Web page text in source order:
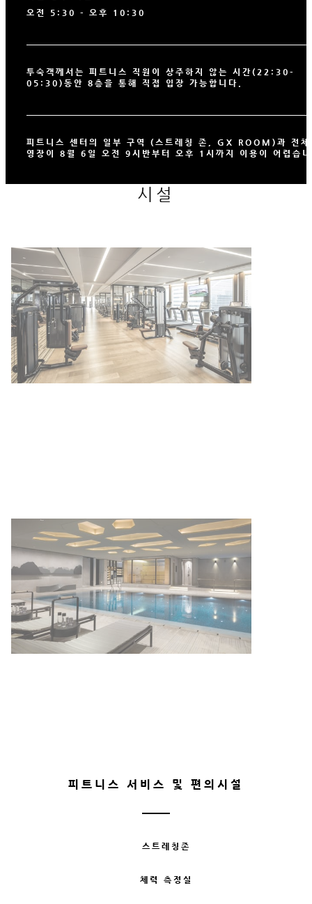
오전 5:30 - 오후 10:30
투숙객께서는 피트니스 직원이 상주하지 않는 시간(22:30-
05:30)동안 8층을 통해 직접 입장 가능합니다.
피트니스 센터의 일부 구역 (스트레칭 존, GX ROOM)과 전
영장이 8월 6일 오전 9시반부터 오후 1시까지 이용이 어렵습
시설
피트니스 서비스 및 편의시설
스트레칭존
체력 측정실